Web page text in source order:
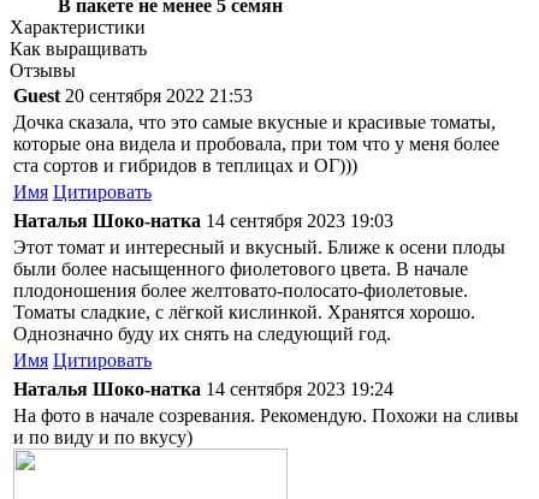
В пакете не менее 5 семян
Характеристики
Как выращивать
Отзывы
Guest 20 сентября 2022 21:53
Дочка сказала, что это самые вкусные и красивые томаты,
которые она видела и пробовала, при том что у меня более
ста сортов и гибридов в теплицах и ОГ)))
Имя Цитировать
Наталья Шоко-натка 14 сентября 2023 19:03
Этот томат и интересный и вкусный. Ближе к осени плоды
были более насыщенного фиолетового цвета. В начале
плодоношения более желтовато-полосато-фиолетовые.
Томаты сладкие, с лёгкой кислинкой. Хранятся хорошо.
Однозначно буду их снять на следующий год.
Имя Цитировать
Наталья Шоко-натка 14 сентября 2023 19:24
На фото в начале созревания. Рекомендую. Похожи на сливы
и по виду и по вкусу)